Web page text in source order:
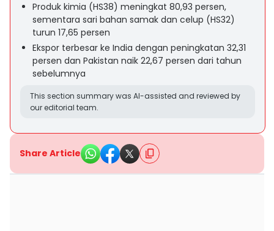
Produk kimia (HS38) meningkat 80,93 persen,
sementara sari bahan samak dan celup (HS32)
turun 17,65 persen
Ekspor terbesar ke India dengan peningkatan 32,31
persen dan Pakistan naik 22,67 persen dari tahun
sebelumnya
This section summary was AI-assisted and reviewed by
our editorial team.
Share Article